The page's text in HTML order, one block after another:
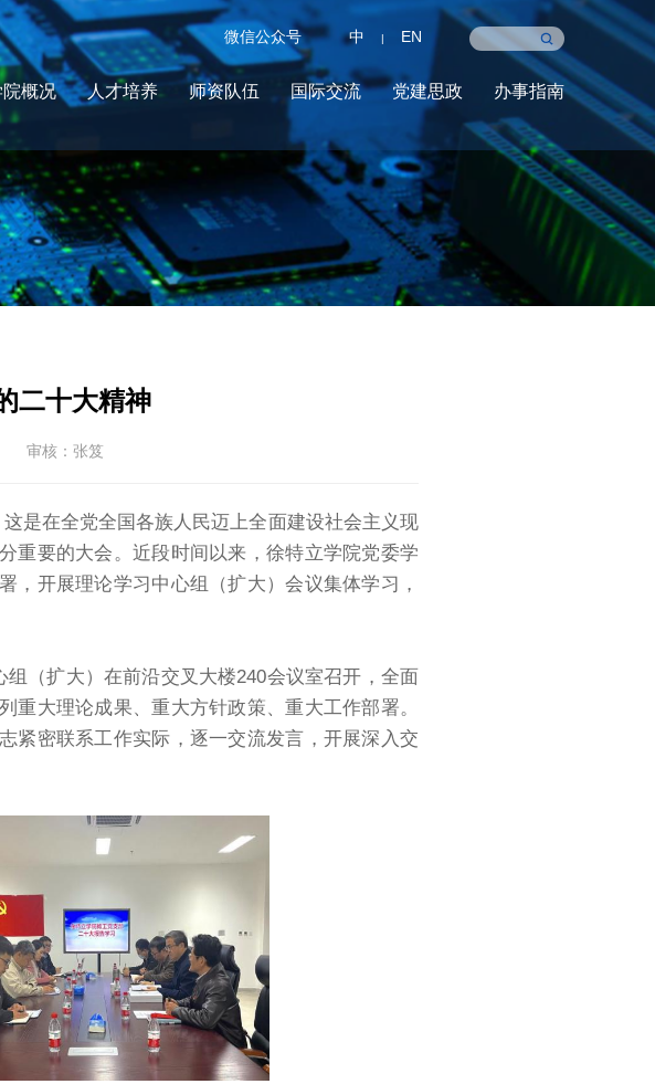
院概况 人才培养 师资队伍 国际交流 党建思政 办事指南
微信公众号 中 | EN
二十大精神
审核：张笈
是在全党全国各族人民迈上全面建设社会主义现
重要的大会。近段时间以来，徐特立学院党委学
，开展理论学习中心组（扩大）会议集体学习，
（扩大）在前沿交叉大楼240会议室召开，全面
大理论成果、重大方针政策、重大工作部署。
紧密联系工作实际，逐一交流发言，开展深入交